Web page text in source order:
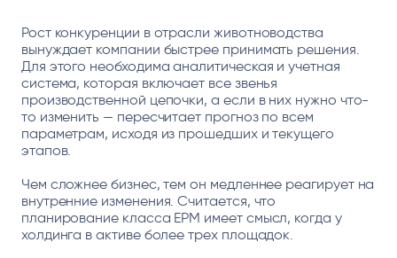
Рост конкуренции в отрасли животноводства
вынуждает компании быстрее принимать решения.
Для этого необходима аналитическая и учетная
система, которая включает все звенья
производственной цепочки, а если в них нужно что-
то изменить — пересчитает прогноз по всем
параметрам, исходя из прошедших и текущего
этапов.
Чем сложнее бизнес, тем он медленнее реагирует на
внутренние изменения. Считается, что
планирование класса EPM имеет смысл, когда у
холдинга в активе более трех площадок.